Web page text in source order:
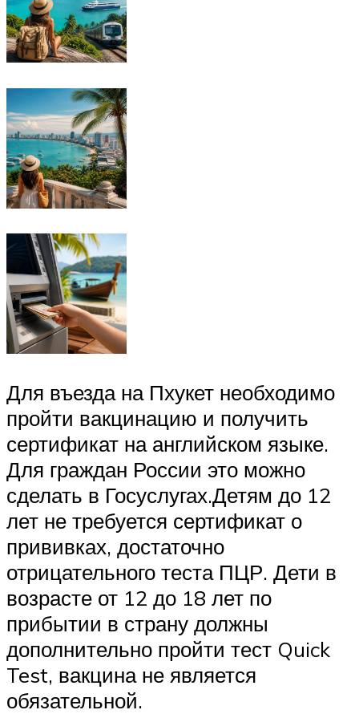
Для въезда на Пхукет необходимо
пройти вакцинацию и получить
сертификат на английском языке.
Для граждан России это можно
сделать в Госуслугах.Детям до 12
лет не требуется сертификат о
прививках, достаточно
отрицательного теста ПЦР. Дети в
возрасте от 12 до 18 лет по
прибытии в страну должны
дополнительно пройти тест Quick
Test, вакцина не является
обязательной.